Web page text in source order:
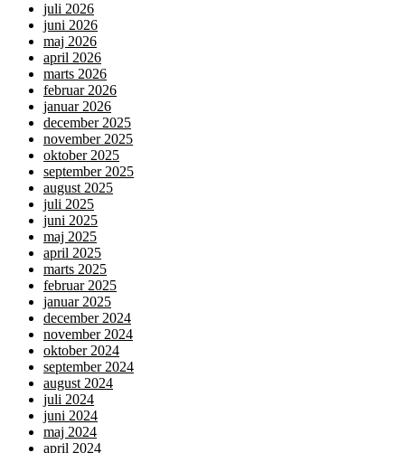
juli 2026
juni 2026
maj 2026
april 2026
marts 2026
februar 2026
januar 2026
december 2025
november 2025
oktober 2025
september 2025
august 2025
juli 2025
juni 2025
maj 2025
april 2025
marts 2025
februar 2025
januar 2025
december 2024
november 2024
oktober 2024
september 2024
august 2024
juli 2024
juni 2024
maj 2024
april 2024